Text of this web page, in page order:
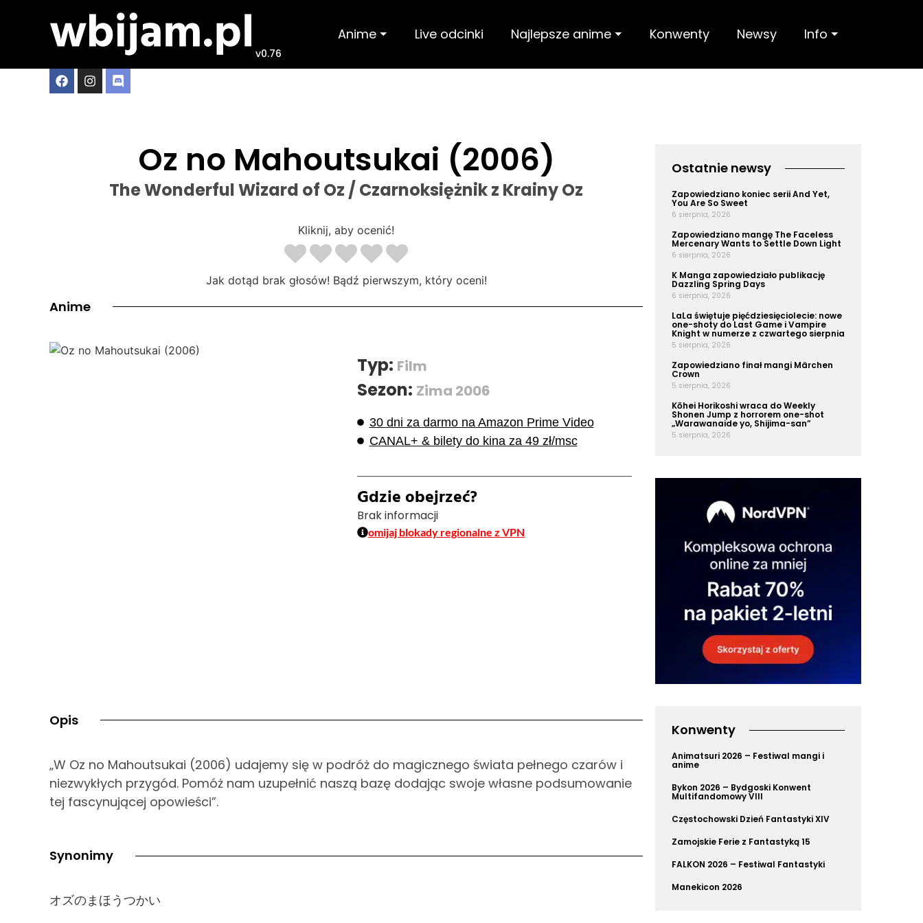
v0.76
Anime ⏷ Live odcinki Najlepsze anime ⏷ Konwenty Newsy Info ⏷
Oz no Mahoutsukai (2006)
The Wonderful Wizard of Oz / Czarnoksiężnik z Krainy Oz
Kliknij, aby ocenić!
Jak dotąd brak głosów! Bądź pierwszym, który oceni!
Anime
Typ: Film
Sezon: Zima 2006
30 dni za darmo na Amazon Prime Video
CANAL+ & bilety do kina za 49 zł/msc
Gdzie obejrzeć?
Brak informacji
omijaj blokady regionalne z VPN
Opis
„W Oz no Mahoutsukai (2006) udajemy się w podróż do magicznego świata pełnego czarów i
niezwykłych przygód. Pomóż nam uzupełnić naszą bazę dodając swoje własne podsumowanie
tej fascynującej opowieści”.
Synonimy
オズのまほうつかい
Ostatnie newsy
Zapowiedziano koniec serii And Yet,
You Are So Sweet
6 sierpnia, 2026
Zapowiedziano mangę The Faceless
Mercenary Wants to Settle Down Light
6 sierpnia, 2026
K Manga zapowiedziało publikację
Dazzling Spring Days
6 sierpnia, 2026
LaLa świętuje pięćdziesięciolecie: nowe
one-shoty do Last Game i Vampire
Knight w numerze z czwartego sierpnia
5 sierpnia, 2026
Zapowiedziano finał mangi Märchen
Crown
5 sierpnia, 2026
Kōhei Horikoshi wraca do Weekly
Shonen Jump z horrorem one-shot
„Warawanaide yo, Shijima-san”
5 sierpnia, 2026
Konwenty
Animatsuri 2026 – Festiwal mangi i
anime
Bykon 2026 – Bydgoski Konwent
Multifandomowy VIII
Częstochowski Dzień Fantastyki XIV
Zamojskie Ferie z Fantastyką 15
FALKON 2026 – Festiwal Fantastyki
Manekicon 2026